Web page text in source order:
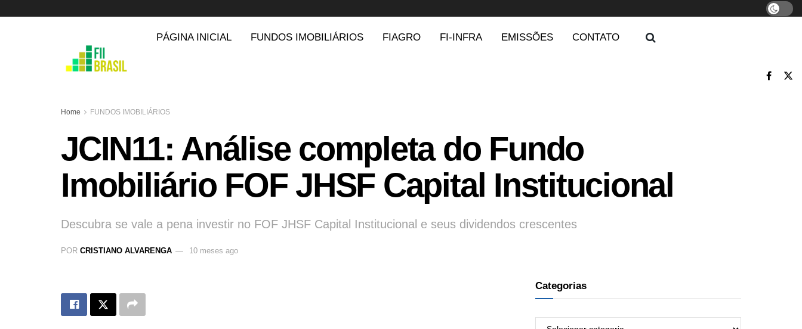
PÁGINA INICIAL FUNDOS IMOBILIÁRIOS FIAGRO FI-INFRA EMISSÕES CONTATO
Home FUNDOS IMOBILIÁRIOS
JCIN11: Análise completa do Fundo
Imobiliário FOF JHSF Capital Institucional
Descubra se vale a pena investir no FOF JHSF Capital Institucional e seus dividendos crescentes
POR CRISTIANO ALVARENGA 10 meses ago
Categorias